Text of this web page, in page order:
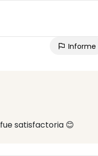
Informe
satisfactoria 😊